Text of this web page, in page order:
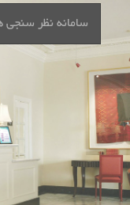
سامانه نظر